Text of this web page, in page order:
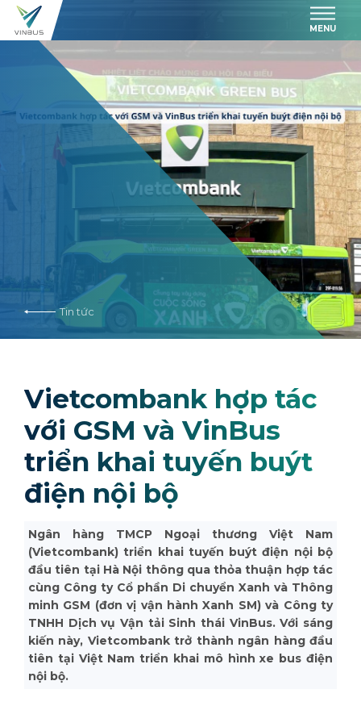
MENU
Tin tức
Vietcombank hợp tác
với GSM và VinBus
triển khai tuyến buýt
điện nội bộ
Ngân hàng TMCP Ngoại thương Việt Nam
(Vietcombank) triển khai tuyến buýt điện nội bộ
đầu tiên tại Hà Nội thông qua thỏa thuận hợp tác
cùng Công ty Cổ phần Di chuyển Xanh và Thông
minh GSM (đơn vị vận hành Xanh SM) và Công ty
TNHH Dịch vụ Vận tải Sinh thái VinBus. Với sáng
kiến này, Vietcombank trở thành ngân hàng đầu
tiên tại Việt Nam triển khai mô hình xe bus điện
nội bộ.